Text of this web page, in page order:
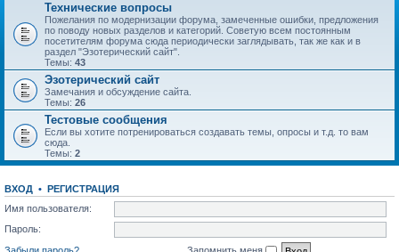
Технические вопросы
Пожелания по модернизации форума, замеченные ошибки, предложения
по поводу новых разделов и категорий. Советую всем постоянным
посетителям форума сюда периодически заглядывать, так же как и в
раздел "Эзотерический сайт".
Темы: 43
Эзотерический сайт
Замечания и обсуждение сайта.
Темы: 26
Тестовые сообщения
Если вы хотите потренироваться создавать темы, опросы и т.д. то вам
сюда.
Темы: 2
ВХОД • РЕГИСТРАЦИЯ
Имя пользователя:
Пароль: